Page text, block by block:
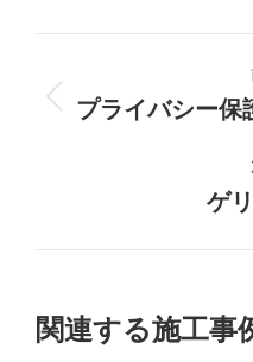
ロ
ト
プライバシー保
ゲ
関連する施工事